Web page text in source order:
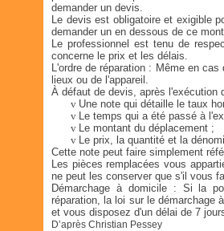
demander un devis.
Le devis est obligatoire et exigible
demander un en dessous de ce
Le professionnel est tenu de
concerne le prix et les délais.
L'ordre de réparation : Même en
lieux ou de l'appareil.
À défaut de devis, après l'exécution
v Une note qui détaille le taux
v Le temps qui a été passé à
v Le montant du déplacement ;
v Le prix, la quantité et la
Cette note peut faire simplement
Les pièces remplacées vous
ne peut les conserver que s'il vous
Démarchage à domicile : Si la
réparation, la loi sur le démarchage
et vous disposez d'un délai de 7
D’après Christian Pessey